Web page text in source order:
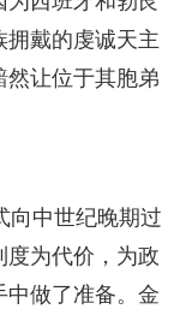
拥戴的虔诚天主
然让位于其胞弟
中世纪晚期过
度为代价，为政
中做了准备。金